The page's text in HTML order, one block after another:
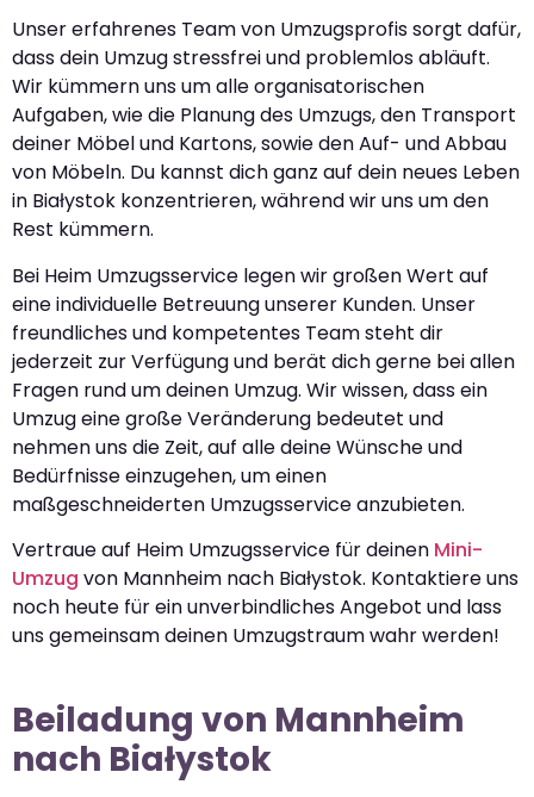
Unser erfahrenes Team von Umzugsprofis sorgt dafür,
dass dein Umzug stressfrei und problemlos abläuft.
Wir kümmern uns um alle organisatorischen
Aufgaben, wie die Planung des Umzugs, den Transport
deiner Möbel und Kartons, sowie den Auf- und Abbau
von Möbeln. Du kannst dich ganz auf dein neues Leben
in Białystok konzentrieren, während wir uns um den
Rest kümmern.
Bei Heim Umzugsservice legen wir großen Wert auf
eine individuelle Betreuung unserer Kunden. Unser
freundliches und kompetentes Team steht dir
jederzeit zur Verfügung und berät dich gerne bei allen
Fragen rund um deinen Umzug. Wir wissen, dass ein
Umzug eine große Veränderung bedeutet und
nehmen uns die Zeit, auf alle deine Wünsche und
Bedürfnisse einzugehen, um einen
maßgeschneiderten Umzugsservice anzubieten.
Vertraue auf Heim Umzugsservice für deinen Mini-
Umzug von Mannheim nach Białystok. Kontaktiere uns
noch heute für ein unverbindliches Angebot und lass
uns gemeinsam deinen Umzugstraum wahr werden!
Beiladung von Mannheim
nach Białystok